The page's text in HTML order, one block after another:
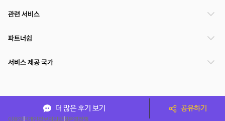
더 많은 후기 보기 공유하기
관련 서비스
파트너쉽
서비스 제공 국가
이용약관개인정보처리방침운영정책